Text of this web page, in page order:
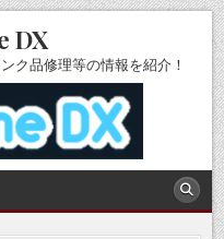
DX
ク品修理等の情報を紹介！